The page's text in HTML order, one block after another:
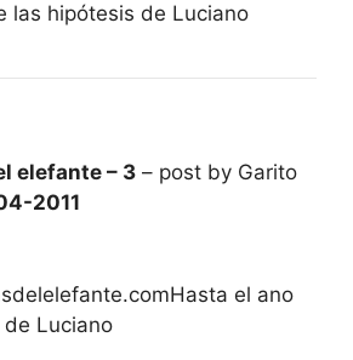
las hipótesis de Luciano
elefante – 3 – post by Garito
2011
el ano
Luciano